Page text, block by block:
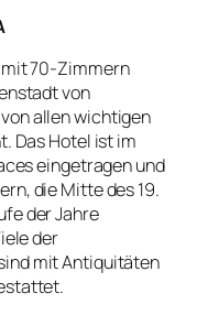
70-Zimmern
von
allen wichtigen
Das Hotel ist im
eingetragen und
die Mitte des 19.
der Jahre
der
mit Antiquitäten